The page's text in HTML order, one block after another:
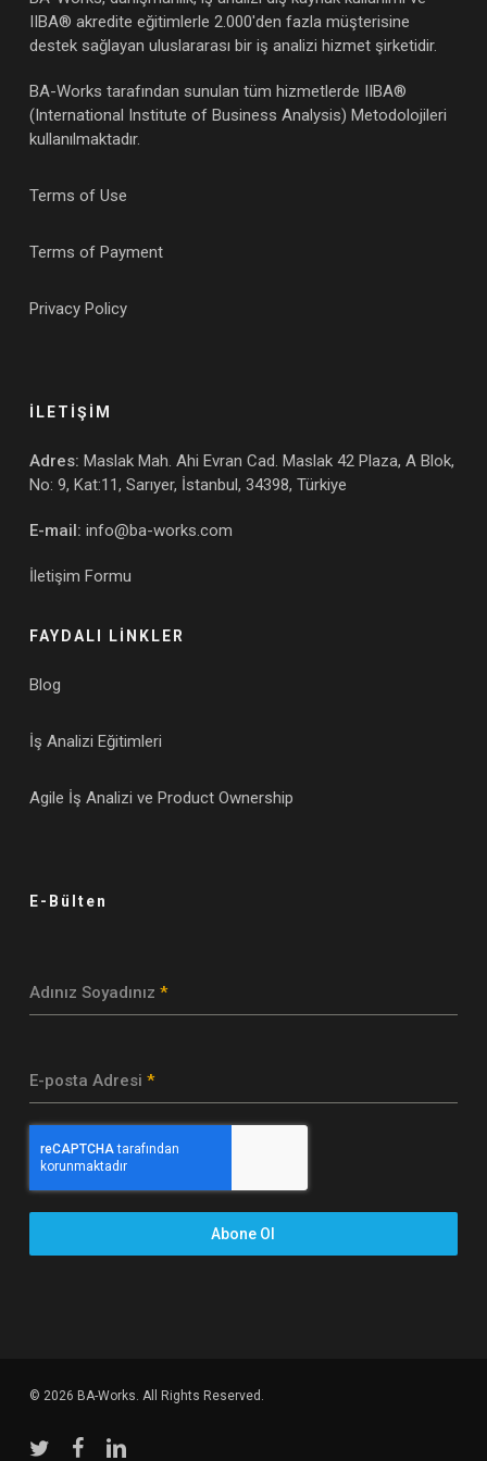
IIBA® akredite eğitimlerle 2.000'den fazla müşterisine
destek sağlayan uluslararası bir iş analizi hizmet şirketidir.
BA-Works tarafından sunulan tüm hizmetlerde IIBA®
(International Institute of Business Analysis) Metodolojileri
kullanılmaktadır.
Terms of Use
Terms of Payment
Privacy Policy
İLETİŞİM
Adres: Maslak Mah. Ahi Evran Cad. Maslak 42 Plaza, A Blok,
No: 9, Kat:11, Sarıyer, İstanbul, 34398, Türkiye
E-mail: info@ba-works.com
İletişim Formu
FAYDALI LİNKLER
Blog
İş Analizi Eğitimleri
Agile İş Analizi ve Product Ownership
E-Bülten
Adınız Soyadınız *
E-posta Adresi *
Abone Ol
© 2026 BA-Works. All Rights Reserved.
twitter facebooklinkedin